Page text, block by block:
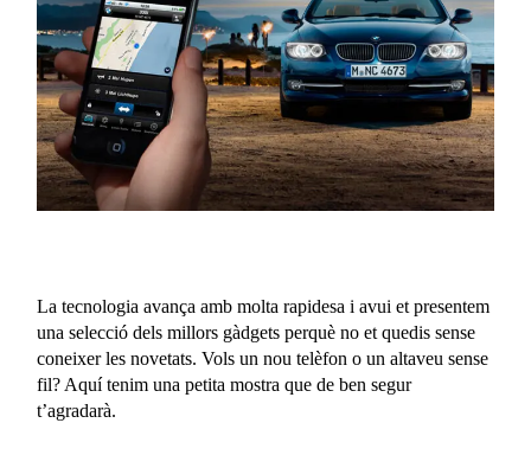
La tecnologia avança amb molta rapidesa i avui et presentem
una selecció dels millors gàdgets perquè no et quedis sense
coneixer les novetats. Vols un nou telèfon o un altaveu sense
fil? Aquí tenim una petita mostra que de ben segur
t’agradarà.